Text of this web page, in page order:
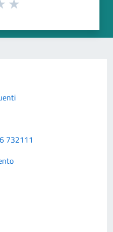
732111